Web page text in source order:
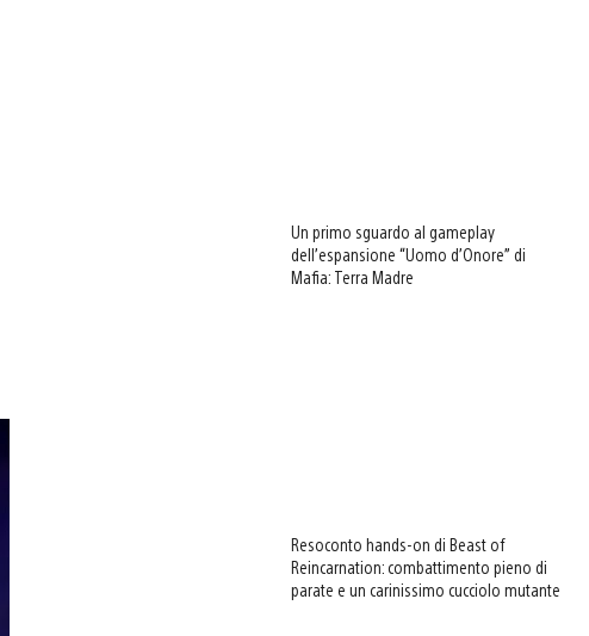
Un primo sguardo al gameplay
dell’espansione “Uomo d’Onore” di
Mafia: Terra Madre
Resoconto hands-on di Beast of
Reincarnation: combattimento pieno di
parate e un carinissimo cucciolo mutante